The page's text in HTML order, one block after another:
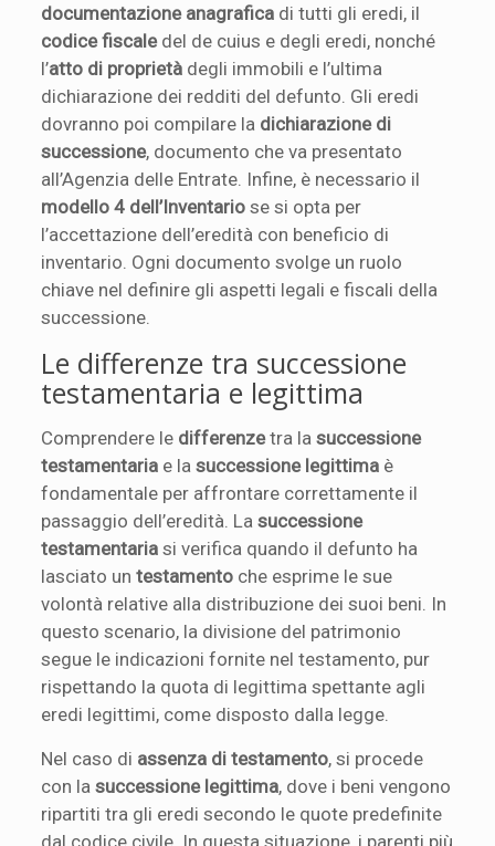
documentazione anagrafica di tutti gli eredi, il
codice fiscaledel de cuius e degli eredi, nonché
l’atto di proprietà degli immobili e l’ultima
dichiarazione dei redditi del defunto. Gli eredi
dovranno poi compilare la dichiarazione di
successione, documento che va presentato
all’Agenzia delle Entrate. Infine, è necessario il
modello 4 dell’Inventario se si opta per
l’accettazione dell’eredità con beneficio di
inventario. Ogni documento svolge un ruolo
chiave nel definire gli aspetti legali e fiscali della
successione.
Le differenze tra successione
testamentaria e legittima
Comprendere le differenzetra lasuccessione
testamentaria e lasuccessione legittima è
fondamentale per affrontare correttamente il
passaggio dell’eredità. Lasuccessione
testamentaria si verifica quando il defunto ha
lasciato untestamento che esprime le sue
volontà relative alla distribuzione dei suoi beni. In
questo scenario, la divisione del patrimonio
segue le indicazioni fornite nel testamento, pur
rispettando la quota di legittima spettante agli
eredi legittimi, come disposto dalla legge.
Nel caso di assenza di testamento, si procede
con lasuccessione legittima, dove i beni vengono
ripartiti tra gli eredi secondo le quote predefinite
dal codice civile. In questa situazione, i parenti più